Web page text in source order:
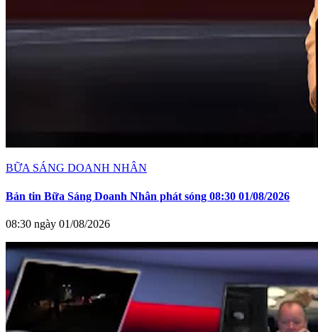
BỮA SÁNG DOANH NHÂN
Bản tin Bữa Sáng Doanh Nhân phát sóng 08:30 01/08/2026
08:30 ngày 01/08/2026